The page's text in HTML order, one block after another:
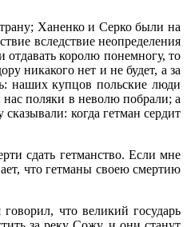
Ханенко и Серко были на
вследствие неопределения
королю понемногу, то
никакого нет и не будет, а за
наших купцов польские люди
нас поляки в неволю побрали; а
когда гетман сердит
сдать гетманство. Если мне
что гетманы своею смертию
что великий государь